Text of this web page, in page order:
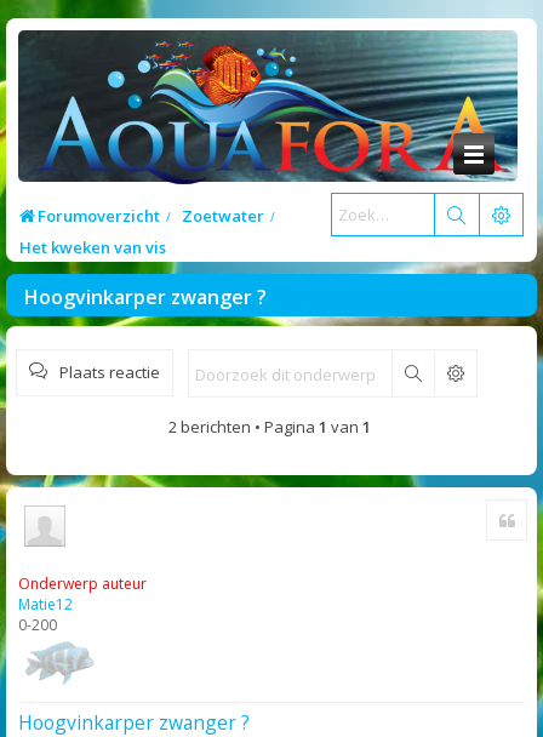
Forumoverzicht
Zoetwater
Het kweken van vis
Hoogvinkarper zwanger ?
Plaats reactie Zoek
2 berichten • Pagina 1 van 1
Onderwerp auteur
Matie12
0-200
Hoogvinkarper zwanger ?